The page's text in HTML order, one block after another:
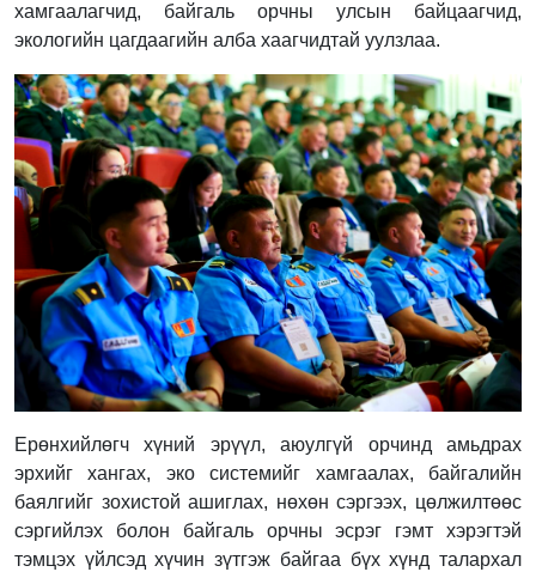
хамгаалагчид, байгаль орчны улсын байцаагчид,
экологийн цагдаагийн алба хаагчидтай уулзлаа.
Ерөнхийлөгч хүний эрүүл, аюулгүй орчинд амьдрах
эрхийг хангах, эко системийг хамгаалах, байгалийн
баялгийг зохистой ашиглах, нөхөн сэргээх, цөлжилтөөс
сэргийлэх болон байгаль орчны эсрэг гэмт хэрэгтэй
тэмцэх үйлсэд хүчин зүтгэж байгаа бүх хүнд талархал